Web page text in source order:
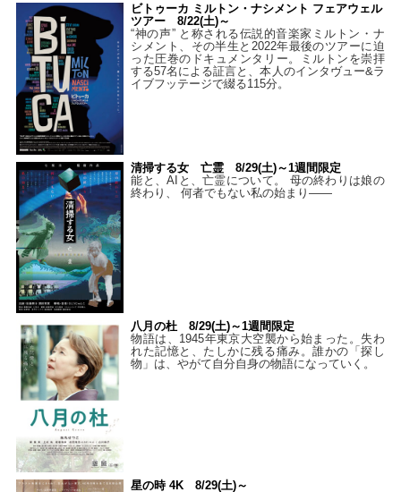
ビトゥーカ ミルトン・ナシメント フェアウェル
ツアー 8/22(土)～
“神の声” と称される伝説的音楽家ミルトン・ナ
シメント、その半生と2022年最後のツアーに迫
った圧巻のドキュメンタリー。ミルトンを崇拝
する57名による証言と、本人のインタヴュー&ラ
イブフッテージで綴る115分。
清掃する女 亡霊 8/29(土)～1週間限定
能と、AIと、亡霊について。 母の終わりは娘の
終わり、 何者でもない私の始まり――
八月の杜 8/29(土)～1週間限定
物語は、1945年東京大空襲から始まった。失わ
れた記憶と、たしかに残る痛み。誰かの「探し
物」は、やがて自分自身の物語になっていく。
星の時 4K 8/29(土)～